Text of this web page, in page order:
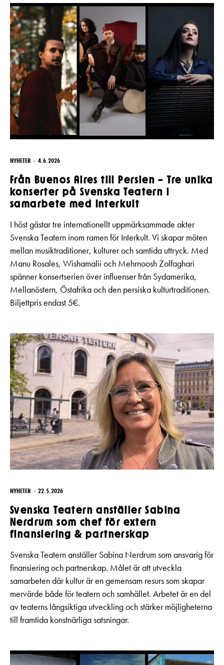
NYHETER 4.6.2026
Från Buenos Aires till Persien – Tre unika
konserter på Svenska Teatern i
samarbete med Interkult
I höst gästar tre internationellt uppmärksammade akter
Svenska Teatern inom ramen för Interkult. Vi skapar möten
mellan musiktraditioner, kulturer och samtida uttryck. Med
Manu Rosales, Wishamalii och Mehrnoosh Zolfaghari
spänner konsertserien över influenser från Sydamerika,
Mellanöstern, Östafrika och den persiska kulturtraditionen.
Biljettpris endast 5€.
NYHETER 22.5.2026
Svenska Teatern anställer Sabina
Nerdrum som chef för extern
finansiering & partnerskap
Svenska Teatern anställer Sabina Nerdrum som ansvarig för
finansiering och partnerskap. Målet är att utveckla
samarbeten där kultur är en gemensam resurs som skapar
mervärde både för teatern och samhället. Arbetet är en del
av teaterns långsiktiga utveckling och stärker möjligheterna
till framtida konstnärliga satsningar.